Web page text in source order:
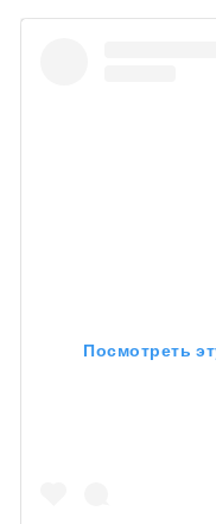
Посмотреть